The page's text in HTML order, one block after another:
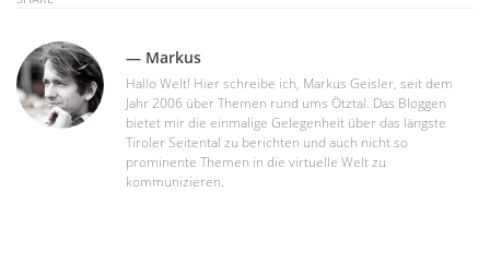
— Markus
Hallo Welt! Hier schreibe ich, Markus Geisler, seit dem
Jahr 2006 über Themen rund ums Ötztal. Das Bloggen
bietet mir die einmalige Gelegenheit über das längste
Tiroler Seitental zu berichten und auch nicht so
prominente Themen in die virtuelle Welt zu
kommunizieren.